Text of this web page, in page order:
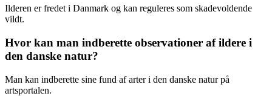
Ilderen er fredet i Danmark og kan reguleres som skadevoldende
vildt.
Hvor kan man indberette observationer af ildere i
den danske natur?
Man kan indberette sine fund af arter i den danske natur på
artsportalen.